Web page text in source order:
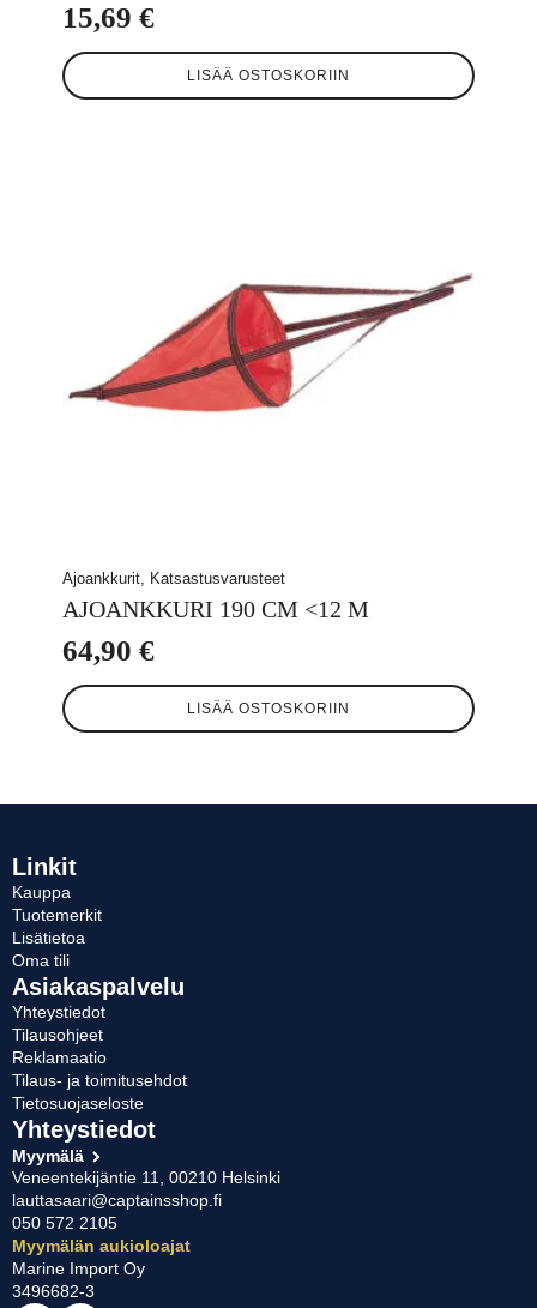
15,69 €
LISÄÄ OSTOSKORIIN
Ajoankkurit, Katsastusvarusteet
AJOANKKURI 190 CM <12 M
64,90 €
LISÄÄ OSTOSKORIIN
Linkit
Kauppa
Tuotemerkit
Lisätietoa
Oma tili
Asiakaspalvelu
Yhteystiedot
Tilausohjeet
Reklamaatio
Tilaus- ja toimitusehdot
Tietosuojaseloste
Yhteystiedot
Myymälä
Veneentekijäntie 11, 00210 Helsinki
lauttasaari@captainsshop.fi
050 572 2105
Myymälän aukioloajat
Marine Import Oy
3496682-3